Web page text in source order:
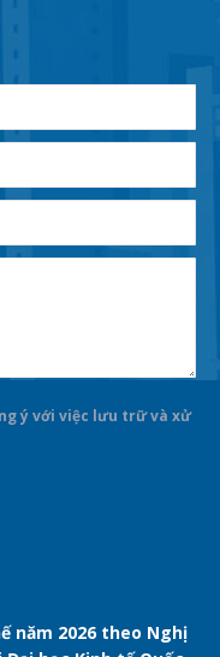
ý với việc lưu trữ và xử
năm 2026 theo Nghị